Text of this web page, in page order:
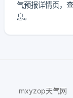
气预报详情页，
息。
mxyzop天气网